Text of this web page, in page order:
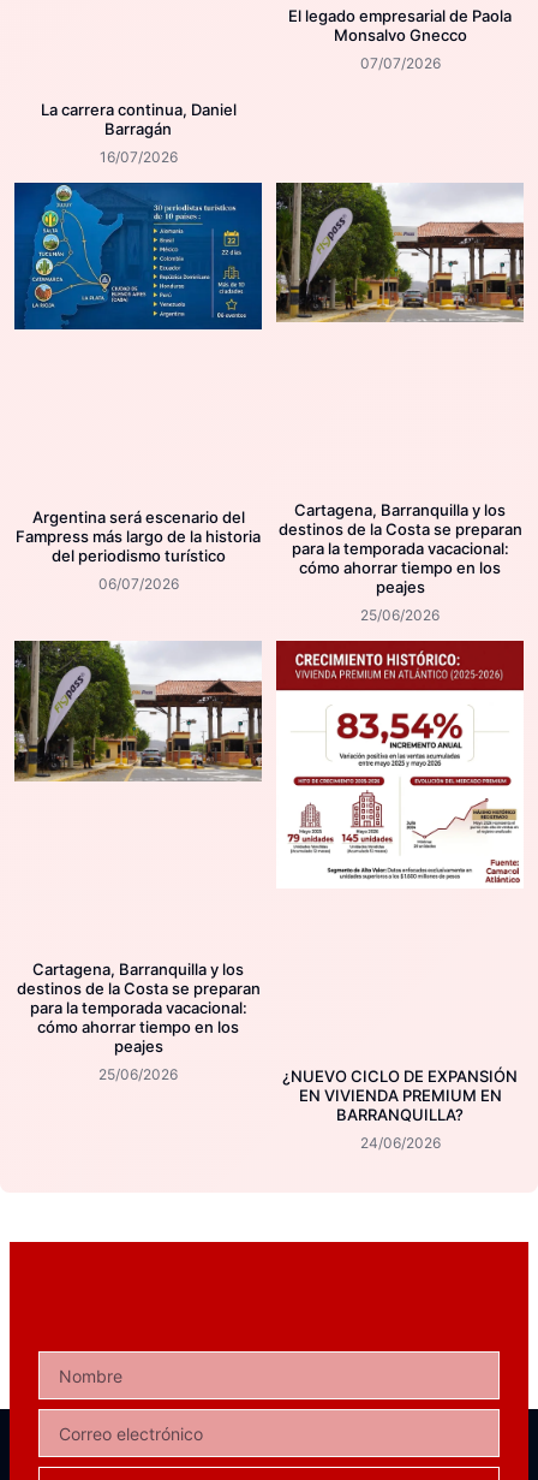
La carrera continua, Daniel
Barragán
16/07/2026
El legado empresarial de Paola
Monsalvo Gnecco
07/07/2026
Argentina será escenario del
Fampress más largo de la historia
del periodismo turístico
06/07/2026
Cartagena, Barranquilla y los
destinos de la Costa se preparan
para la temporada vacacional:
cómo ahorrar tiempo en los
peajes
25/06/2026
Cartagena, Barranquilla y los
destinos de la Costa se preparan
para la temporada vacacional:
cómo ahorrar tiempo en los
peajes
25/06/2026
¿NUEVO CICLO DE EXPANSIÓN
EN VIVIENDA PREMIUM EN
BARRANQUILLA?
24/06/2026